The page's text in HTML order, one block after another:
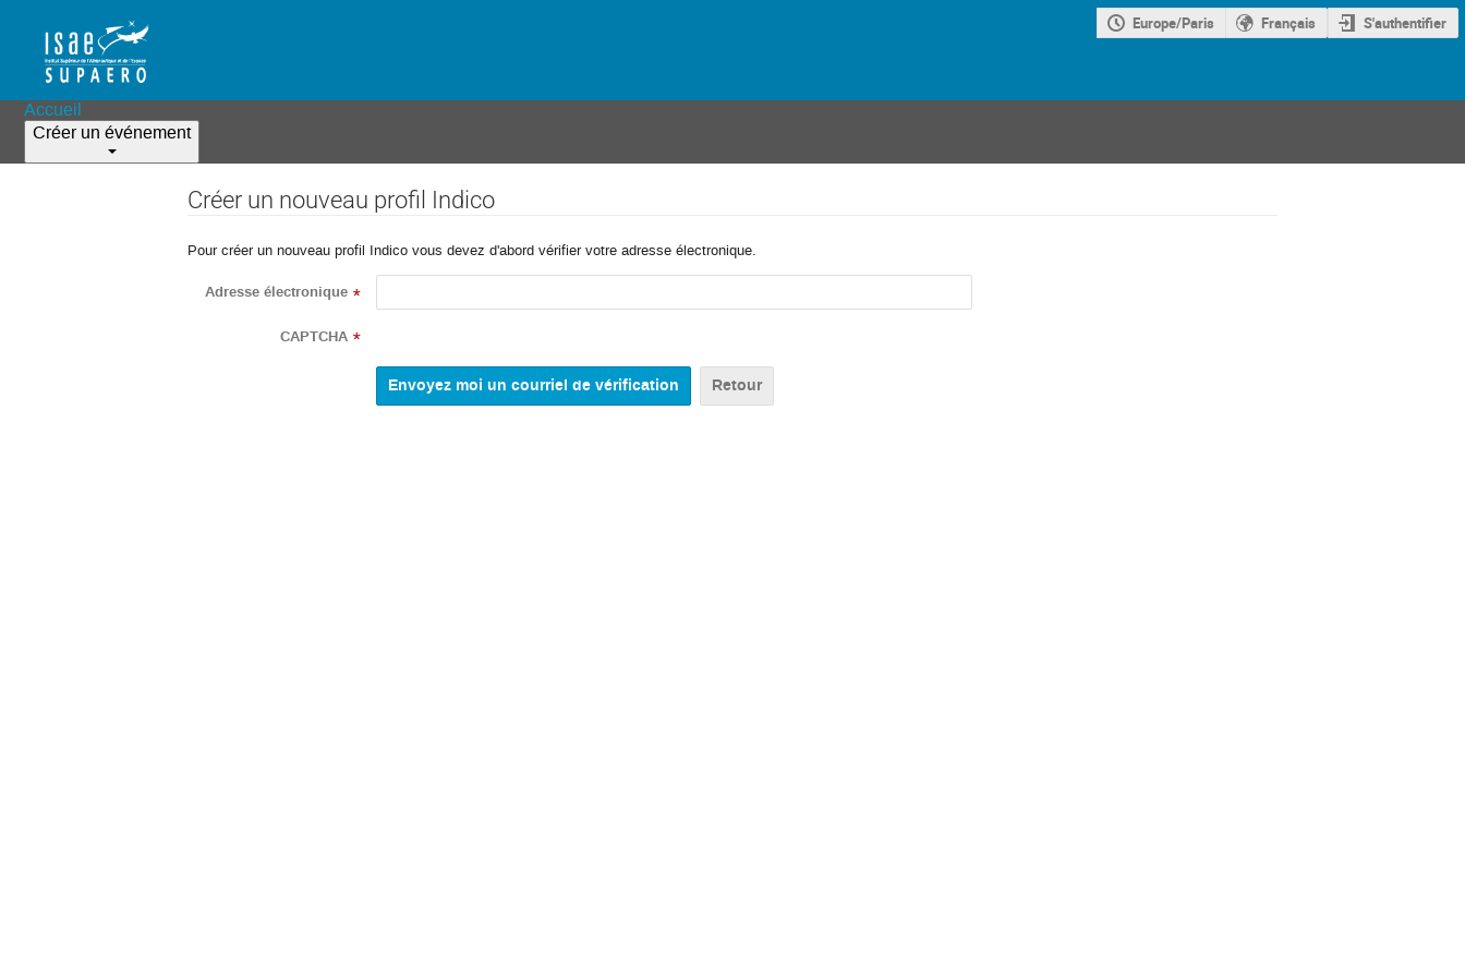
Europe/Paris Français S'authentifier
Accueil
Créer un événement
Créer un nouveau profil Indico
Pour créer un nouveau profil Indico vous devez d'abord vérifier votre adresse électronique.
Adresse électronique *
CAPTCHA *
Retour